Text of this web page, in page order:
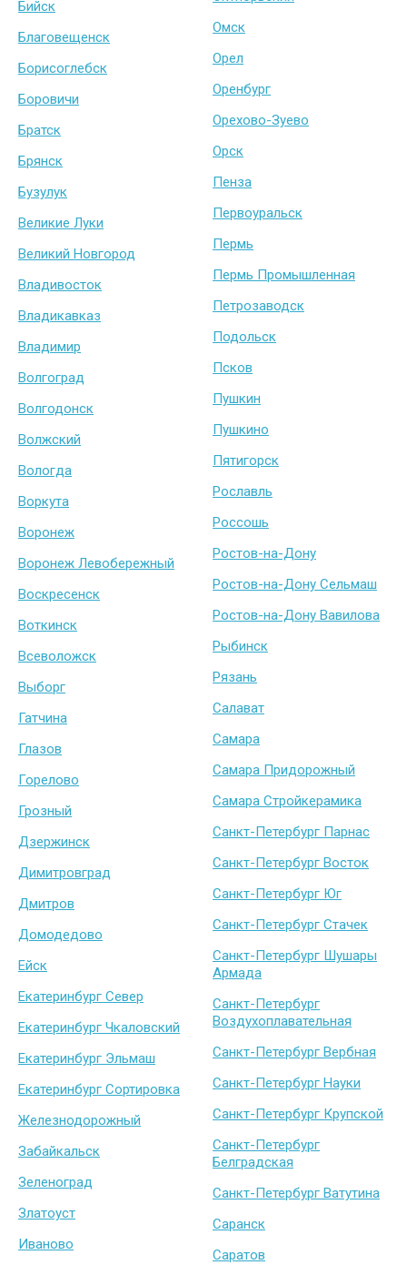
Бийск
Благовещенск
Борисоглебск
Боровичи
Братск
Брянск
Бузулук
Великие Луки
Великий Новгород
Владивосток
Владикавказ
Владимир
Волгоград
Волгодонск
Волжский
Вологда
Воркута
Воронеж
Воронеж Левобережный
Воскресенск
Воткинск
Всеволожск
Выборг
Гатчина
Глазов
Горелово
Грозный
Дзержинск
Димитровград
Дмитров
Домодедово
Ейск
Екатеринбург Север
Екатеринбург Чкаловский
Екатеринбург Эльмаш
Екатеринбург Сортировка
Железнодорожный
Забайкальск
Зеленоград
Златоуст
Иваново
Омск
Орел
Оренбург
Орехово-Зуево
Орск
Пенза
Первоуральск
Пермь
Пермь Промышленная
Петрозаводск
Подольск
Псков
Пушкин
Пушкино
Пятигорск
Рославль
Россошь
Ростов-на-Дону
Ростов-на-Дону Сельмаш
Ростов-на-Дону Вавилова
Рыбинск
Рязань
Салават
Самара
Самара Придорожный
Самара Стройкерамика
Санкт-Петербург Парнас
Санкт-Петербург Восток
Санкт-Петербург Юг
Санкт-Петербург Стачек
Санкт-Петербург Шушары
Армада
Санкт-Петербург
Воздухоплавательная
Санкт-Петербург Вербная
Санкт-Петербург Науки
Санкт-Петербург Крупской
Санкт-Петербург
Белградская
Санкт-Петербург Ватутина
Саранск
Саратов